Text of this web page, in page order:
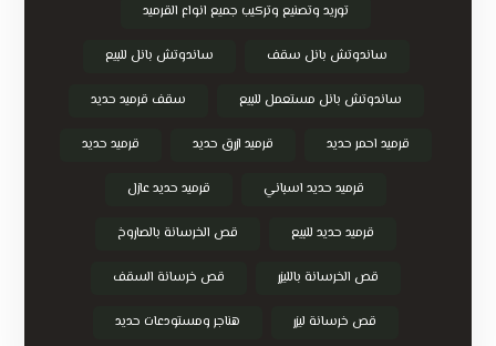
توريد وتصنيع وتركيب جميع انواع القرميد
ساندوتش بانل سقف ساندوتش بانل للبيع
ساندوتش بانل مستعمل للبيع سقف قرميد حديد
قرميد احمر حديد قرميد ازرق حديد قرميد حديد
قرميد حديد اسباني قرميد حديد عازل
قرميد حديد للبيع قص الخرسانة بالصاروخ
قص الخرسانة بالليزر قص خرسانة السقف
قص خرسانة ليزر هناجر ومستودعات حديد